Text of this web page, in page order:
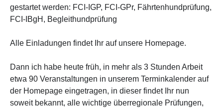
gestartet werden: FCI-IGP, FCI-GPr, Fährtenhundprüfung,
FCI-IBgH, Begleithundprüfung
Alle Einladungen findet Ihr auf unsere Homepage.
Dann ich habe heute früh, in mehr als 3 Stunden Arbeit
etwa 90 Veranstaltungen in unserem Terminkalender auf
der Homepage eingetragen, in dieser findet Ihr nun
soweit bekannt, alle wichtige überregionale Prüfungen,